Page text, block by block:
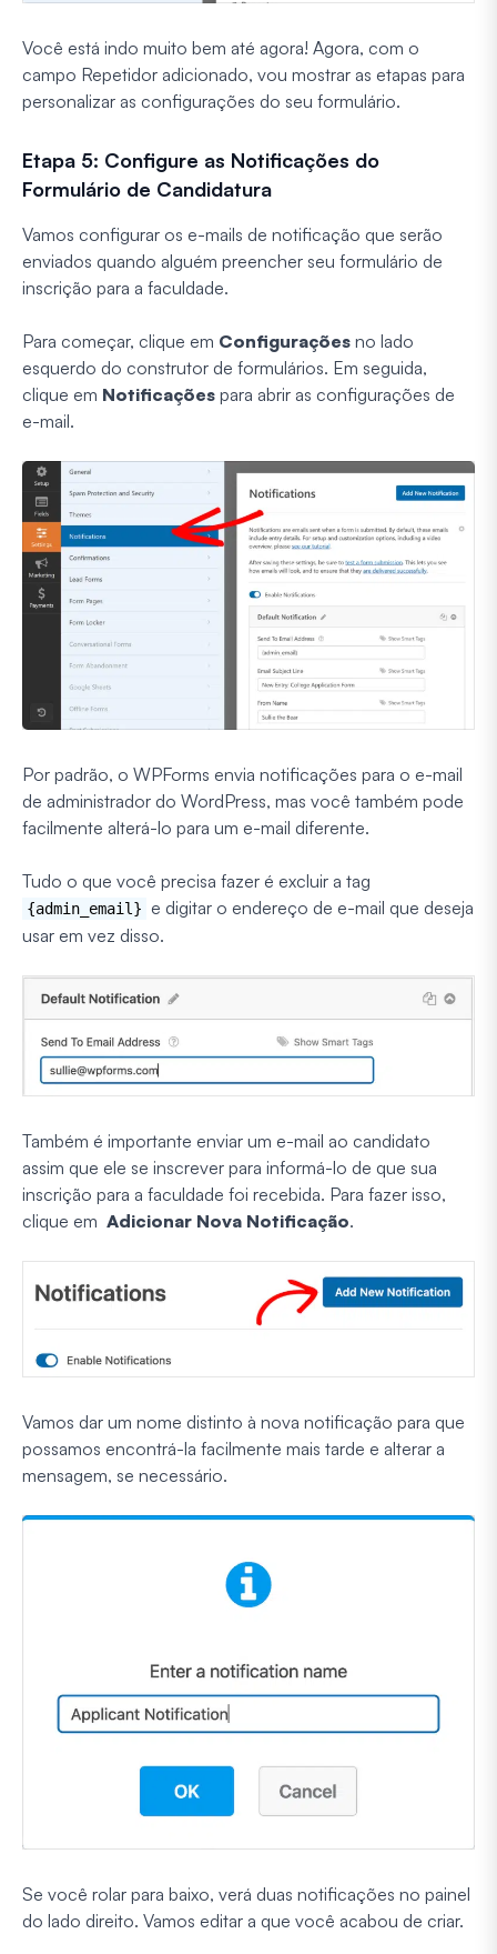
Você está indo muito bem até agora! Agora, com o
campo Repetidor adicionado, vou mostrar as etapas para
personalizar as configurações do seu formulário.
Etapa 5: Configure as Notificações do
Formulário de Candidatura
Vamos configurar os e-mails de notificação que serão
enviados quando alguém preencher seu formulário de
inscrição para a faculdade.
Para começar, clique em Configurações no lado
esquerdo do construtor de formulários. Em seguida,
clique em Notificações para abrir as configurações de
e-mail.
Por padrão, o WPForms envia notificações para o e-mail
de administrador do WordPress, mas você também pode
facilmente alterá-lo para um e-mail diferente.
Tudo o que você precisa fazer é excluir a tag
{admin_email}
e digitar o endereço de e-mail que deseja
usar em vez disso.
Também é importante enviar um e-mail ao candidato
assim que ele se inscrever para informá-lo de que sua
inscrição para a faculdade foi recebida. Para fazer isso,
clique em Adicionar Nova Notificação.
Vamos dar um nome distinto à nova notificação para que
possamos encontrá-la facilmente mais tarde e alterar a
mensagem, se necessário.
Se você rolar para baixo, verá duas notificações no painel
do lado direito. Vamos editar a que você acabou de criar.